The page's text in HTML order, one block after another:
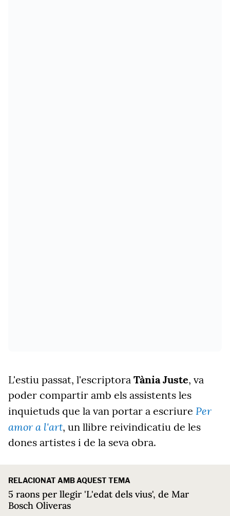
L'estiu passat, l'escriptora Tània Juste, va
poder compartir amb els assistents les
inquietuds que la van portar a escriure Per
amor a l'art, un llibre reivindicatiu de les
dones artistes i de la seva obra.
RELACIONAT AMB AQUEST TEMA
5 raons per llegir 'L'edat dels vius', de Mar
Bosch Oliveras